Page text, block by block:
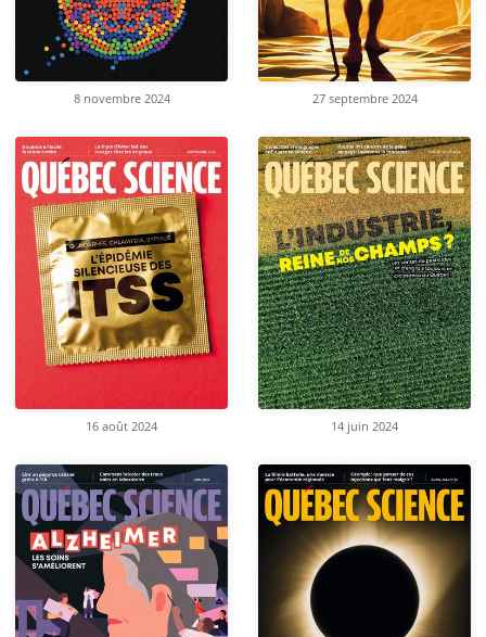
8 novembre 2024 27 septembre 2024
16 août 2024 14 juin 2024